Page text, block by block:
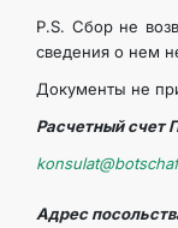
P.S. Сбор не
сведения о нем
Документы не
Расчетный счет
Адрес